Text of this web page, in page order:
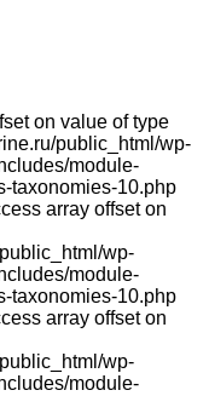
on value of type
public_html/wp-
module-
taxonomies-10.php
array offset on
wp-
module-
taxonomies-10.php
array offset on
wp-
module-